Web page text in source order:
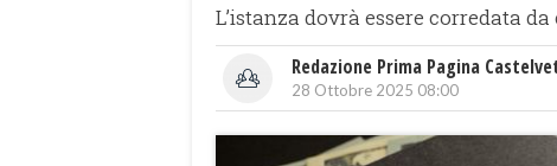
L’istanza dovrà essere corredata
Redazione Prima Pagina
28 Ottobre 2025 08:00